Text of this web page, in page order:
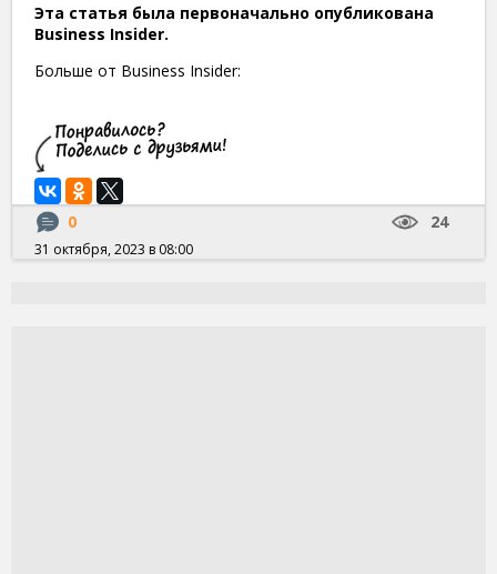
Эта статья была первоначально опубликована
Business Insider.
Больше от Business Insider:
0 24
31 октября, 2023 в 08:00